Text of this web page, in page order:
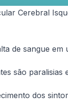
Cerebral
de sangue
são
dos